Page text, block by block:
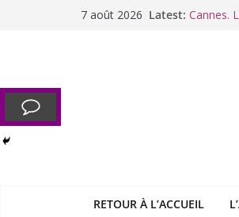
7 août 2026 Latest: Cannes.
Le
RETOUR À L’ACCUEIL